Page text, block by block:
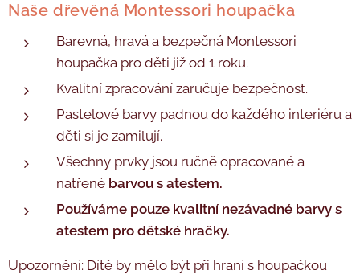
Naše dřevěná Montessori houpačka
Barevná, hravá a bezpečná Montessori
houpačka pro děti již od 1 roku.
Kvalitní zpracování zaručuje bezpečnost.
Pastelové barvy padnou do každého interiéru a
děti si je zamilují.
Všechny prvky jsou ručně opracované a
natřené barvou s atestem.
Používáme pouze kvalitní nezávadné barvy s
atestem pro dětské hračky.
Upozornění: Dítě by mělo být při hraní s houpačkou